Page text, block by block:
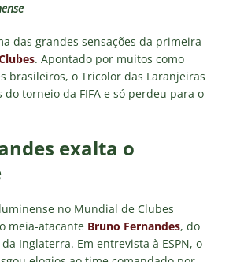
das grandes sensações da primeira
. Apontado por muitos como
brasileiros, o Tricolor das Laranjeiras
torneio da FIFA e só perdeu para o
exalta o
no Mundial de Clubes
meia-atacante Bruno Fernandes, do
da Inglaterra. Em entrevista à ESPN, o